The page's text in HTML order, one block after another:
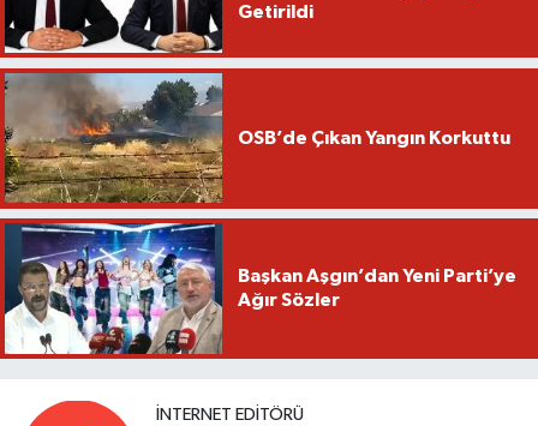
Getirildi
OSB’de Çıkan Yangın Korkuttu
Başkan Aşgın’dan Yeni Parti’ye
Ağır Sözler
İNTERNET EDITÖRÜ